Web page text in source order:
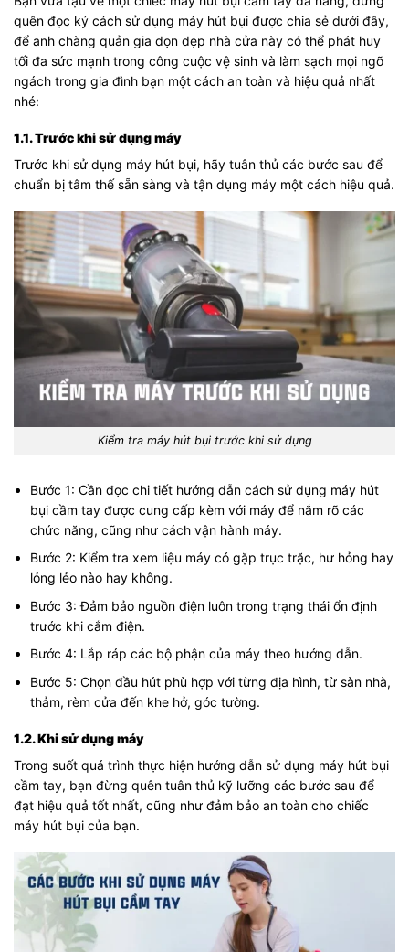
quên đọc ký cách sử dụng máy hút bụi được chia sẻ dưới đây,
để anh chàng quản gia dọn dẹp nhà cửa này có thể phát huy
tối đa sức mạnh trong công cuộc vệ sinh và làm sạch mọi ngõ
ngách trong gia đình bạn một cách an toàn và hiệu quả nhất
nhé:
1.1. Trước khi sử dụng máy
Trước khi sử dụng máy hút bụi, hãy tuân thủ các bước sau để
chuẩn bị tâm thế sẵn sàng và tận dụng máy một cách hiệu quả.
Kiểm tra máy hút bụi trước khi sử dụng
Bước 1: Cần đọc chi tiết hướng dẫn cách sử dụng máy hút
bụi cầm tay được cung cấp kèm với máy để nắm rõ các
chức năng, cũng như cách vận hành máy.
Bước 2: Kiểm tra xem liệu máy có gặp trục trặc, hư hỏng hay
lỏng lẻo nào hay không.
Bước 3: Đảm bảo nguồn điện luôn trong trạng thái ổn định
trước khi cắm điện.
Bước 4: Lắp ráp các bộ phận của máy theo hướng dẫn.
Bước 5: Chọn đầu hút phù hợp với từng địa hình, từ sàn nhà,
thảm, rèm cửa đến khe hở, góc tường.
1.2. Khi sử dụng máy
Trong suốt quá trình thực hiện hướng dẫn sử dụng máy hút bụi
cầm tay, bạn đừng quên tuân thủ kỹ lưỡng các bước sau để
đạt hiệu quả tốt nhất, cũng như đảm bảo an toàn cho chiếc
máy hút bụi của bạn.